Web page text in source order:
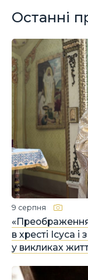
Останні
«Преображення
в хресті Ісуса
у викликах
9 серпня